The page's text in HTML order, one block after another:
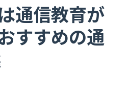
通信教育が
すすめの通